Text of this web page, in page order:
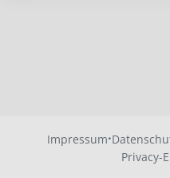
Impressum·
Privacy-